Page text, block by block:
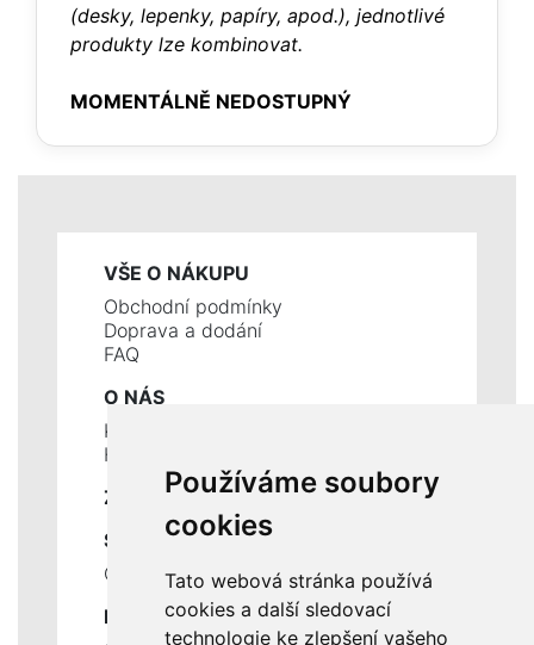
Používáme soubory
cookies
Tato webová stránka používá
cookies a další sledovací
technologie ke zlepšení vašeho
(desky, lepenky, papíry, apod.), jednotlivé
produkty lze kombinovat.
MOMENTÁLNĚ NEDOSTUPNÝ
VŠE O NÁKUPU
Obchodní podmínky
Doprava a dodání
FAQ
O NÁS
Kontakty
Historie a současnost
ZÁKLADNÍ ÚDAJE
SLUŽBY
Ceník servisních prací
DŮLEŽITÉ INFORMACE